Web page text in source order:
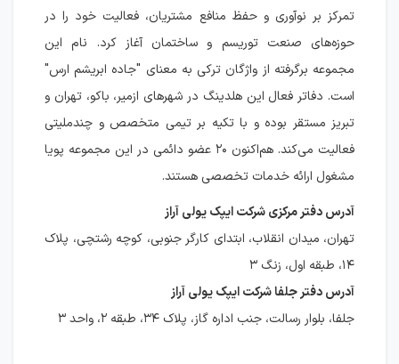
تمرکز بر نوآوری و حفظ منافع مشتریان، فعالیت خود را در
حوزه‌های صنعت توریسم و ساختمان آغاز کرد. نام این
مجموعه برگرفته از واژگان ترکی به معنای "جاده ابریشم ارس"
است. دفاتر فعال این هلدینگ در شهرهای ازمیر، باکو، تهران و
تبریز مستقر بوده و با تکیه بر تیمی متخصص و چندملیتی
فعالیت می‌کند. هم‌اکنون ۲۰ عضو دائمی در این مجموعه پویا
مشغول ارائه خدمات تخصصی هستند.
آدرس دفتر مرکزی شرکت ایپک یولی آراز
تهران، میدان انقلاب، ابتدای کارگر جنوبی، کوچه رشتچی، پلاک
۱۴، طبقه اول، زنگ ۳
آدرس دفتر جلفا شرکت ایپک یولی آراز
جلفا، بلوار رسالت، جنب اداره گاز، پلاک ۳۴، طبقه ۲، واحد ۳